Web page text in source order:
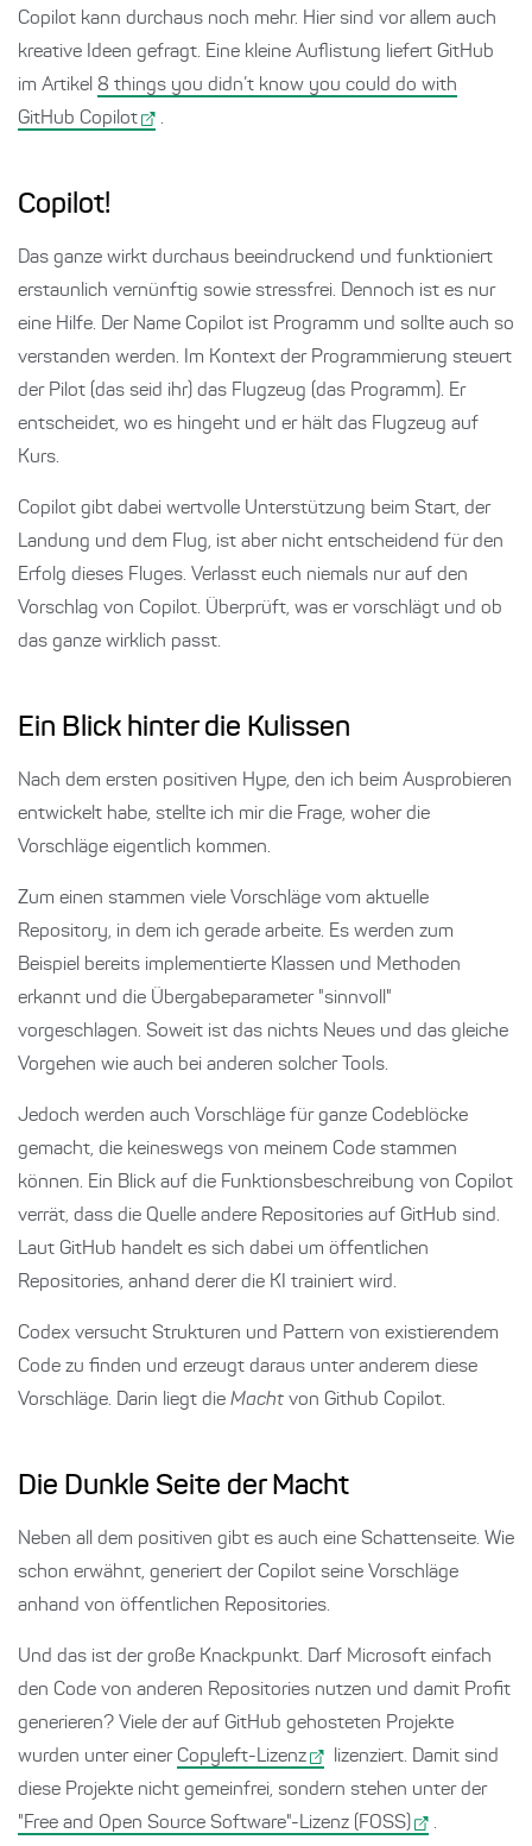
Copilot kann durchaus noch mehr. Hier sind vor allem auch
kreative Ideen gefragt. Eine kleine Auflistung liefert GitHub
im Artikel 8 things you didn’t know you could do with
GitHub Copilot
.
Copilot!
Das ganze wirkt durchaus beeindruckend und funktioniert
erstaunlich vernünftig sowie stressfrei. Dennoch ist es nur
eine Hilfe. Der Name Copilot ist Programm und sollte auch so
verstanden werden. Im Kontext der Programmierung steuert
der Pilot (das seid ihr) das Flugzeug (das Programm). Er
entscheidet, wo es hingeht und er hält das Flugzeug auf
Kurs.
Copilot gibt dabei wertvolle Unterstützung beim Start, der
Landung und dem Flug, ist aber nicht entscheidend für den
Erfolg dieses Fluges. Verlasst euch niemals nur auf den
Vorschlag von Copilot. Überprüft, was er vorschlägt und ob
das ganze wirklich passt.
Ein Blick hinter die Kulissen
Nach dem ersten positiven Hype, den ich beim Ausprobieren
entwickelt habe, stellte ich mir die Frage, woher die
Vorschläge eigentlich kommen.
Zum einen stammen viele Vorschläge vom aktuelle
Repository, in dem ich gerade arbeite. Es werden zum
Beispiel bereits implementierte Klassen und Methoden
erkannt und die Übergabeparameter "sinnvoll"
vorgeschlagen. Soweit ist das nichts Neues und das gleiche
Vorgehen wie auch bei anderen solcher Tools.
Jedoch werden auch Vorschläge für ganze Codeblöcke
gemacht, die keineswegs von meinem Code stammen
können. Ein Blick auf die Funktionsbeschreibung von Copilot
verrät, dass die Quelle andere Repositories auf GitHub sind.
Laut GitHub handelt es sich dabei um öffentlichen
Repositories, anhand derer die KI trainiert wird.
Codex versucht Strukturen und Pattern von existierendem
Code zu finden und erzeugt daraus unter anderem diese
Vorschläge. Darin liegt die Macht von Github Copilot.
Die Dunkle Seite der Macht
Neben all dem positiven gibt es auch eine Schattenseite. Wie
schon erwähnt, generiert der Copilot seine Vorschläge
anhand von öffentlichen Repositories.
Und das ist der große Knackpunkt. Darf Microsoft einfach
den Code von anderen Repositories nutzen und damit Profit
generieren? Viele der auf GitHub gehosteten Projekte
wurden unter einer Copyleft-Lizenz
lizenziert. Damit sind
diese Projekte nicht gemeinfrei, sondern stehen unter der
"Free and Open Source Software"-Lizenz (FOSS)
.